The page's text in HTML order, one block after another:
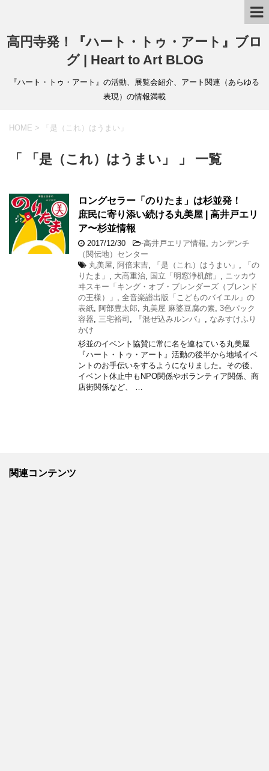
高円寺発！『ハート・トゥ・アート』ブロ
グ | Heart to Art BLOG
『ハート・トゥ・アート』の活動、展覧会紹介、アート関連（あらゆる
表現）の情報満載
HOME > 「是（これ）はうまい」
「 「是（これ）はうまい」 」 一覧
ロングセラー「のりたま」は杉並発！
庶民に寄り添い続ける丸美屋 | 高井戸エリ
ア〜杉並情報
2017/12/30 -高井戸エリア情報
カンデンチ
（関伝地）センター
丸美屋 阿倍末吉 「是（これ）はうまい」
「の
りたま」
大高重治 国立「明窓浄机館」
ニッカウ
ヰスキー「キング・オブ・ブレンダーズ（ブレンド
の王様）」
全音楽譜出版「こどものバイエル」の
表紙 阿部豊太郎 丸美屋 麻婆豆腐の素 3色パック
容器
三宅裕司 『混ぜ込みルンバ』
なみすけふり
かけ
杉並のイベント協賛に常に名を連ねている丸美屋
『ハート・トゥ・アート』活動の後半から地域イベ
ントのお手伝いをするようになりました。その後、
イベント休止中もNPO関係やボランティア関係、商
店街関係など、 …
関連コンテンツ